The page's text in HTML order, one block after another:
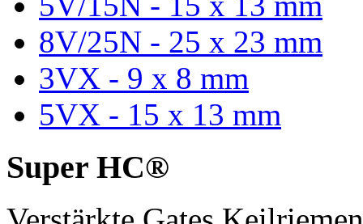
8V/25N - 25 x 23 mm
3VX - 9 x 8 mm
5VX - 15 x 13 mm
Super HC®